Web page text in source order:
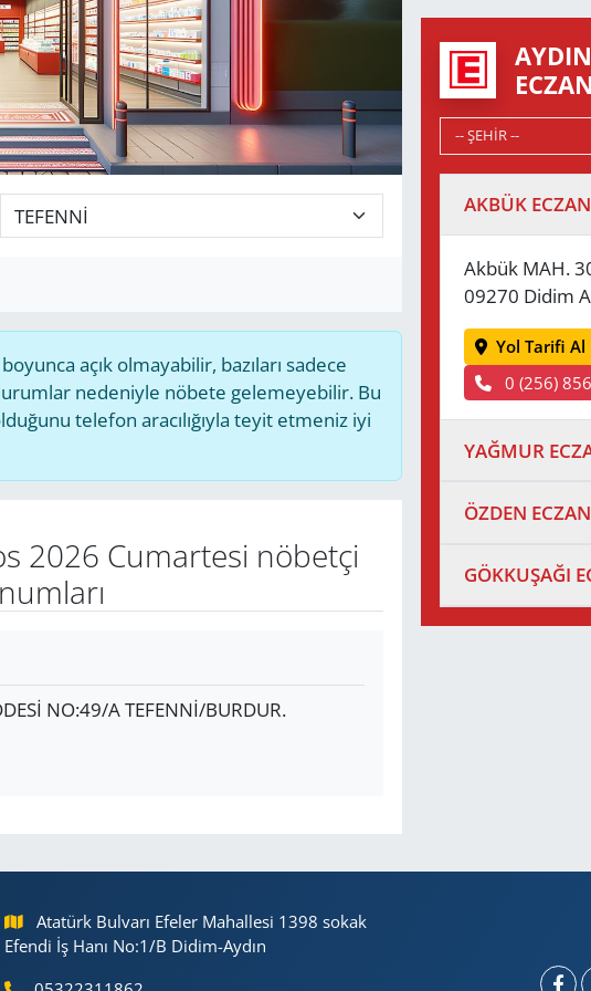
açık olmayabilir, bazıları sadece
nedeniyle nöbete gelemeyebilir. Bu
telefon aracılığıyla teyit etmeniz iyi
2026 Cumartesi nöbetçi
NO:49/A TEFENNİ/BURDUR.
AKBÜK
Akbük MAH.
09270 Didim
Yol Tarifi Al
0 (256)
YAĞMUR
ÖZDEN
GÖKKUŞAĞI
Atatürk Bulvarı Efeler Mahallesi 1398 sokak
Efendi İş Hanı No:1/B Didim-Aydın